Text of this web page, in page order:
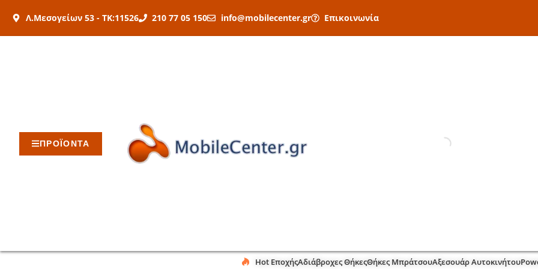
στο
Λ.Μεσογείων 53 - ΤΚ:11526 210 77 05 150 info@mobilecenter.gr Επικοινωνία
ΠΡΟΪΟΝΤΑ
Hot ΕποχήςΑδιάβροχες ΘήκεςΘήκες ΜπράτσουΑξεσουάρ Αυτοκινήτου